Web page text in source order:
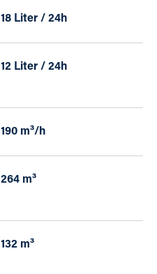
18 Liter / 24h
12 Liter / 24h
190 m³/h
264 m³
132 m³